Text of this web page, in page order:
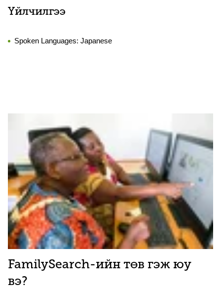
Үйлчилгээ
Spoken Languages: Japanese
FamilySearch-ийн төв гэж юу
вэ?